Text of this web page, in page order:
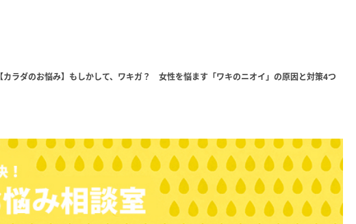
【カラダのお悩み】もしかして、ワキガ？ 女性を悩ます「ワキのニオイ」の原因と対策4つ